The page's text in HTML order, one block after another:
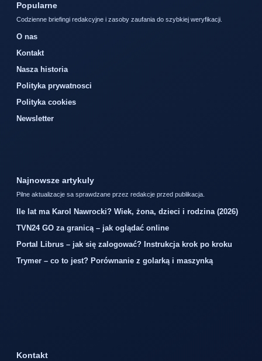
Popularne
Codzienne briefingi redakcyjne i zasoby zaufania do szybkiej weryfikacji.
O nas
Kontakt
Nasza historia
Polityka prywatnosci
Polityka cookies
Newsletter
Najnowsze artykuly
Pilne aktualizacje sa sprawdzane przez redakcje przed publikacja.
Ile lat ma Karol Nawrocki? Wiek, żona, dzieci i rodzina (2026)
TVN24 GO za granicą – jak oglądać online
Portal Librus – jak się zalogować? Instrukcja krok po kroku
Trymer – co to jest? Porównanie z golarką i maszynką
Kontakt